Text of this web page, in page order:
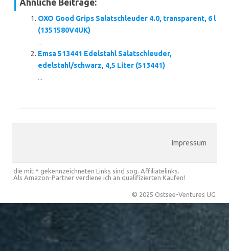
Ähnliche Beiträge:
OXO Good Grips Salatschleuder 4.0, transparent, 6 l
(1351580V4UK)
Emsa 513441 Edelstahl Salatschleuder,
edelstahl/schwarz, 4,5 Liter (513441)
Impressum
die mit * gekennzeichneten Links sind sog. Affiliatelinks.
Als Amazon-Partner verdiene ich an qualifizierten Käufen!
© 2025 Ostsee-Ventures UG